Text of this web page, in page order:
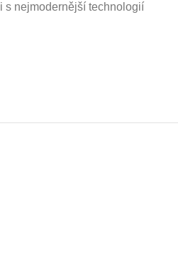
i s nejmodernější technologií